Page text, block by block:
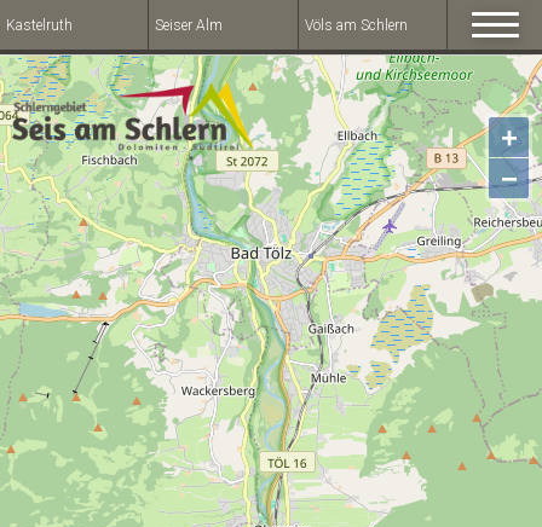
Kastelruth Seiser Alm Völs am Schlern
+
−